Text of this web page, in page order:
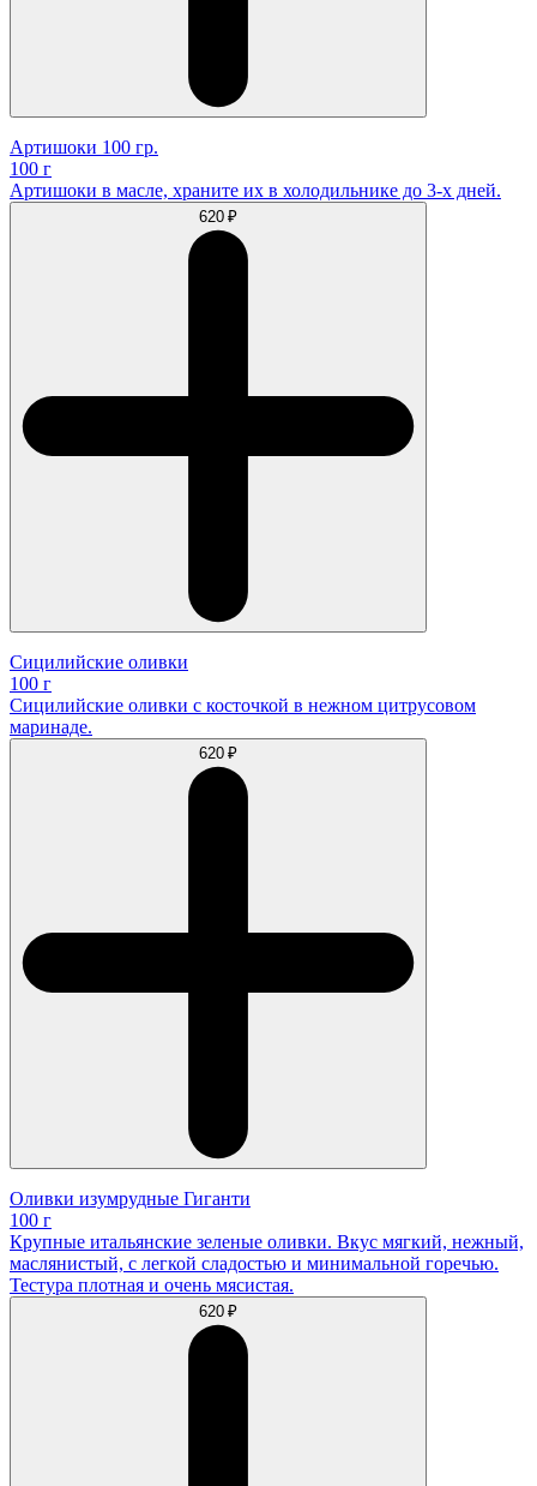
Артишоки 100 гр.
100 г
Артишоки в масле, храните их в холодильнике до 3-х дней.
620 ₽
Сицилийские оливки
100 г
Сицилийские оливки с косточкой в нежном цитрусовом
маринаде.
620 ₽
Оливки изумрудные Гиганти
100 г
Крупные итальянские зеленые оливки. Вкус мягкий, нежный,
маслянистый, с легкой сладостью и минимальной горечью.
Тестура плотная и очень мясистая.
620 ₽